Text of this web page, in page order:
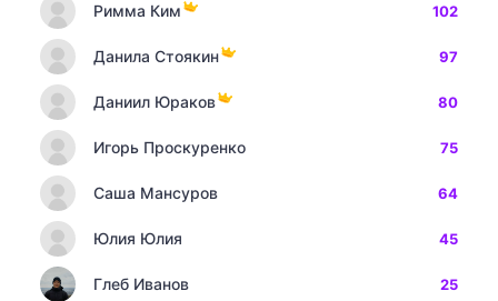
Римма Ким 102
Данила Стоякин 97
Даниил Юраков 80
Игорь Проскуренко 75
Саша Мансуров 64
Юлия Юлия 45
Глеб Иванов 25